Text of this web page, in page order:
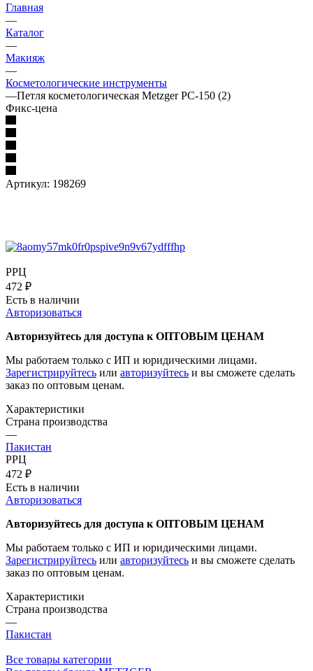
Главная
—
Каталог
—
Макияж
—
Косметологические инструменты
—Петля косметологическая Metzger PC-150 (2)
Фикс-цена
Артикул: 198269
РРЦ
472 ₽
Есть в наличии
Авторизоваться
Авторизуйтесь для доступа к ОПТОВЫМ ЦЕНАМ
Мы работаем только с ИП и юридическими лицами.
Зарегистрируйтесь или авторизуйтесь и вы сможете сделать
заказ по оптовым ценам.
Характеристики
Страна производства
—
Пакистан
РРЦ
472 ₽
Есть в наличии
Авторизоваться
Авторизуйтесь для доступа к ОПТОВЫМ ЦЕНАМ
Мы работаем только с ИП и юридическими лицами.
Зарегистрируйтесь или авторизуйтесь и вы сможете сделать
заказ по оптовым ценам.
Характеристики
Страна производства
—
Пакистан
Все товары категории